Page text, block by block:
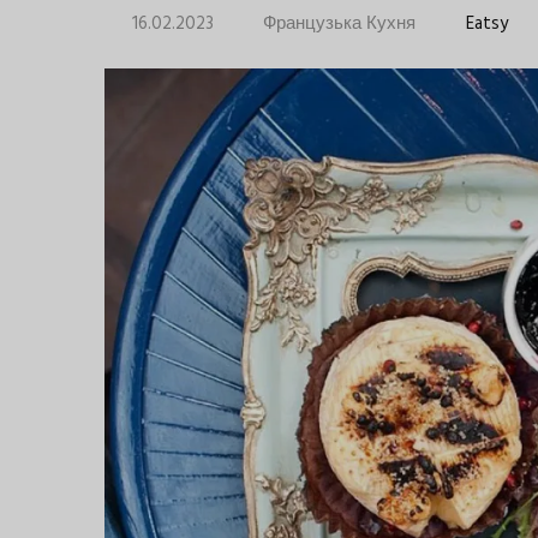
16.02.2023 Французька Кухня Eatsy